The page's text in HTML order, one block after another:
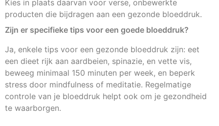
Kies in plaats daarvan voor verse, onbewerkte
producten die bijdragen aan een gezonde bloeddruk.
Zijn er specifieke tips voor een goede bloeddruk?
Ja, enkele tips voor een gezonde bloeddruk zijn: eet
een dieet rijk aan aardbeien, spinazie, en vette vis,
beweeg minimaal 150 minuten per week, en beperk
stress door mindfulness of meditatie. Regelmatige
controle van je bloeddruk helpt ook om je gezondheid
te waarborgen.